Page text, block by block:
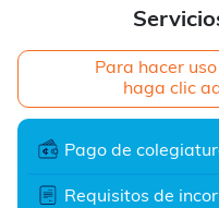
Para hacer
haga clic
Pago de
Requisitos de